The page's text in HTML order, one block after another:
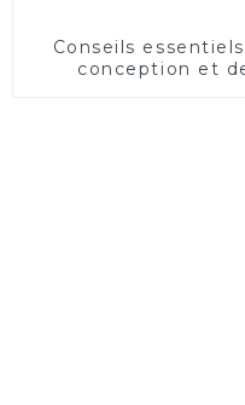
Conseils
conception et